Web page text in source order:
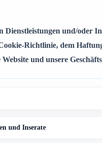
und/oder
Richtlinie, dem
und unsere
und Inserate